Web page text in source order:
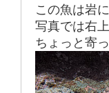
この魚は岩
写真では右
ちょっと寄